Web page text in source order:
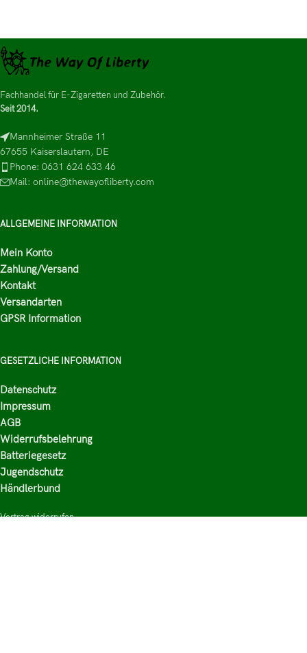
Fachhandel für E-Zigaretten und Zubehör.
Seit 2014.
Mannheimer Straße 11
67655 Kaiserslautern, DE
Phone: 0631 624 633 46
Mail: online@thewayofliberty.com
ALLGEMEINE INFORMATION
Mein Konto
Zahlung/Versand
Kontakt
Versandarten
GPSR Information
GESETZLICHE INFORMATION
Datenschutz
Impressum
AGB
Widerrufsbelehrung
Batteriegesetz
Jugendschutz
Händlerbund
Vertrag widerrufen